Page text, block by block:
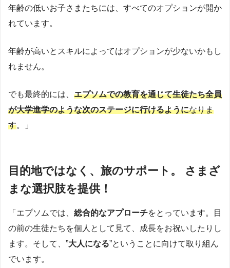
年齢の低いお子さまたちには、すべてのオプションが開か
れています。
年齢が高いとスキルによってはオプションが少ないかもし
れません。
でも最終的には、 エプソムでの教育を通じて生徒たち全員
が大学進学のような次のステージに行けるようになりま
す。」
目的地ではなく、旅のサポート。 さまざ
まな選択肢を提供！
「エプソムでは、 総合的なアプローチをとっています。目
の前の生徒たちを個人として見て、成長をお祝いしたりし
ます。そして、”大人になる”ということに向けて取り組ん
でいます。